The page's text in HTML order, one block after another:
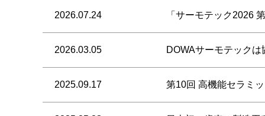
2026.07.24 「サーモテック2026
2026.03.05 DOWAサーモテック
2025.09.17 第10回 高機能セラミ